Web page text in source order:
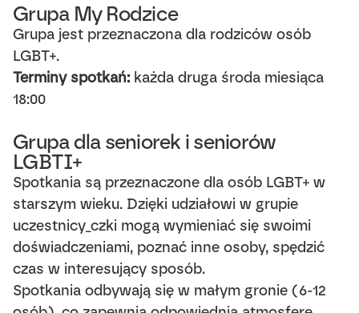
Grupa My Rodzice
Grupa jest przeznaczona dla rodziców osób
LGBT+.
Terminy spotkań: każda druga środa miesiąca
18:00
Grupa dla seniorek i seniorów
LGBTI+
Spotkania są przeznaczone dla osób LGBT+ w
starszym wieku. Dzięki udziałowi w grupie
uczestnicy_czki mogą wymieniać się swoimi
doświadczeniami, poznać inne osoby, spędzić
czas w interesujący sposób.
Spotkania odbywają się w małym gronie (6-12